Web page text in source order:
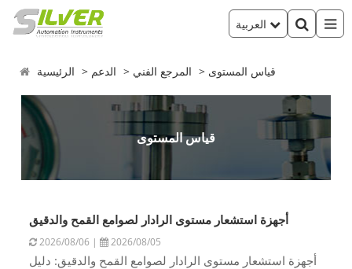
الرئيسية الدعم المرجع الفني قياس المستوى
قياس المستوى
أجهزة استشعار مستوى الرادار لصوامع القمح والدقيق
2026/08/06 | 2026/08/05
أجهزة استشعار مستوى الرادار لصوامع القمح والدقيق: دليل